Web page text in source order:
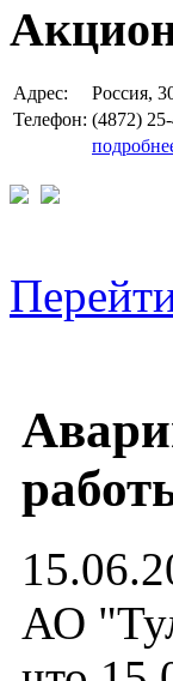
Адрес:
Россия,
Телефон: (4872)
АО